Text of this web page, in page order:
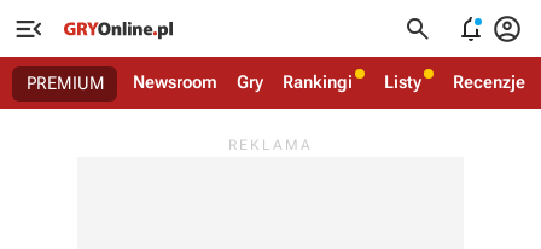
   
PREMIUM Newsroom Gry Rankingi Listy Recenzje